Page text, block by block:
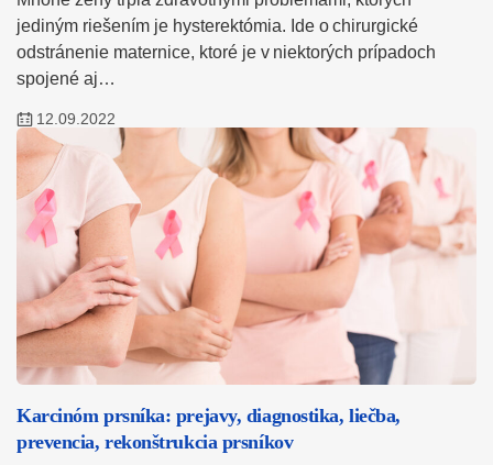
jediným riešením je hysterektómia. Ide o chirurgické
odstránenie maternice, ktoré je v niektorých prípadoch
spojené aj…
12.09.2022
Karcinóm prsníka: prejavy, diagnostika, liečba,
prevencia, rekonštrukcia prsníkov